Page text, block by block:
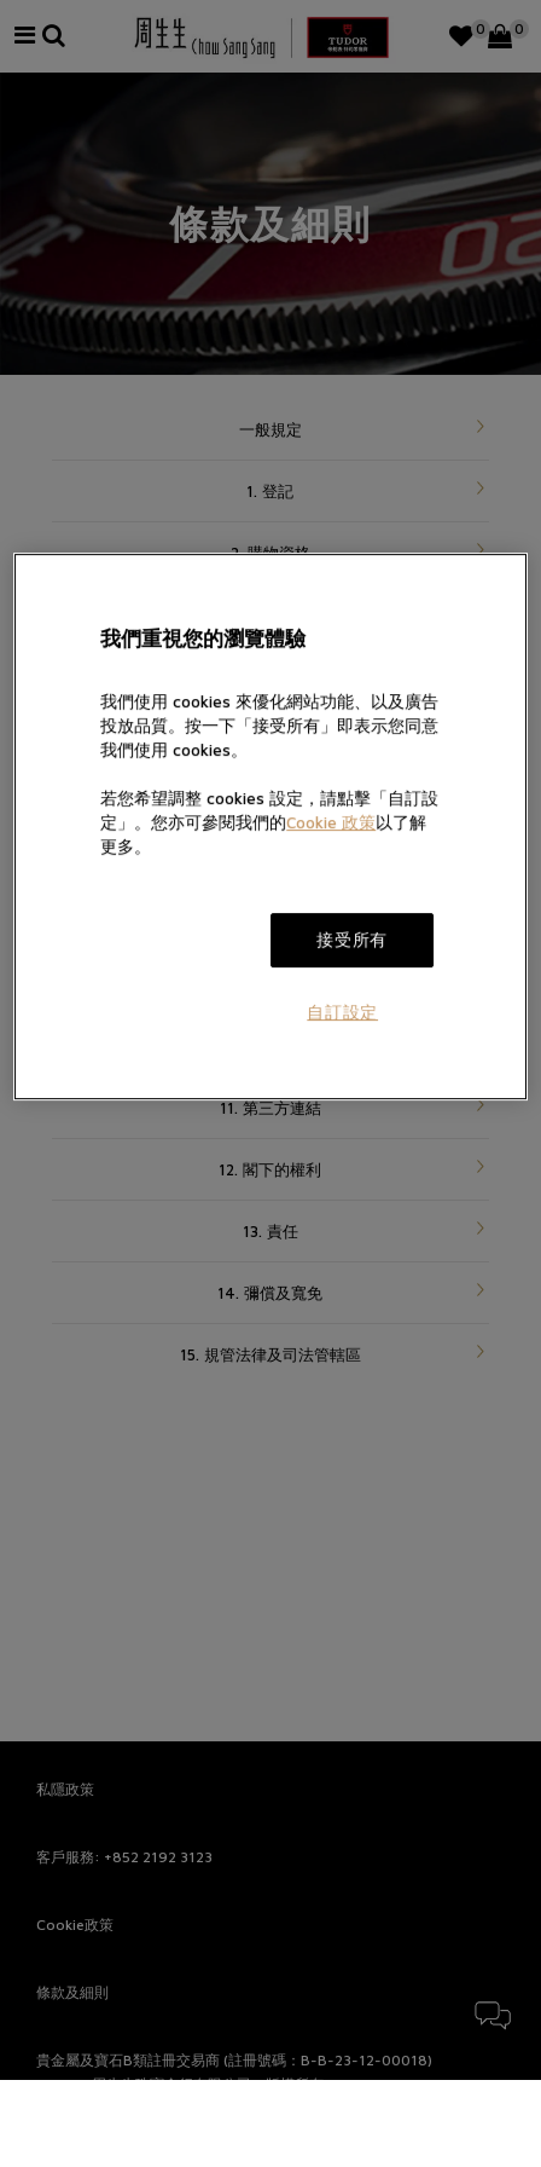
0 0
條款及細則
一般規定
1. 登記
2. 購物資格
5. 定價
6. 付款
11. 第三方連結
12. 閣下的權利
13. 責任
14. 彌償及寬免
15. 規管法律及司法管轄區
私隱政策
客戶服務: +852 2192 3123
Cookie政策
條款及細則
貴金屬及寶石B類註冊交易商 (註冊號碼：B-B-23-12-00018)
© 2026 周生生珠寶金行有限公司。版權所有。
我們重視您的瀏覽體驗
我們使用 cookies 來優化網站功能、以及廣告
投放品質。按一下「接受所有」即表示您同意
我們使用 cookies。
若您希望調整 cookies 設定，請點擊「自訂設
定」。您亦可參閱我們的Cookie 政策以了解
更多。
接受所有
自訂設定